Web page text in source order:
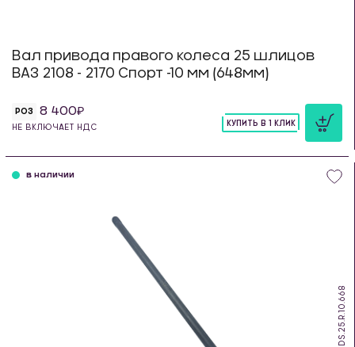
Вал привода правого колеса 25 шлицов
ВАЗ 2108 - 2170 Спорт -10 мм (648мм)
РОЗ 8 400
НЕ ВКЛЮЧАЕТ НДС
КУПИТЬ В 1 КЛИК
DS.25.R.10.668
в наличии